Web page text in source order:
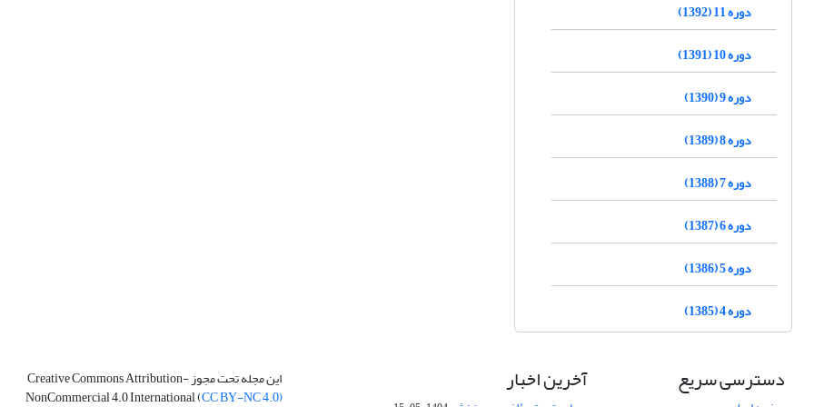
دوره 11 (1392)
دوره 10 (1391)
دوره 9 (1390)
دوره 8 (1389)
دوره 7 (1388)
دوره 6 (1387)
دوره 5 (1386)
دوره 4 (1385)
دسترسی سریع آخرین اخبار این مجله تحت مجوز Creative Commons Attribution-
NonCommercial 4.0 International (CC BY-NC 4.0)